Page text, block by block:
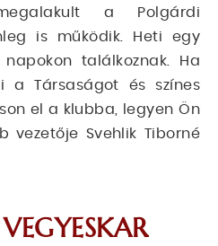
a Polgárdi
is működik. Heti egy
találkoznak. Ha
a Társaságot és színes
el a klubba, legyen Ön
vezetője Svehlik Tiborné